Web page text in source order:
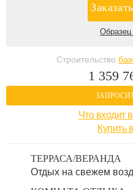
Образец
Строительство
1 359
Что входит
Купить
ТЕРРАСА/ВЕРАНДА
Отдых на свежем